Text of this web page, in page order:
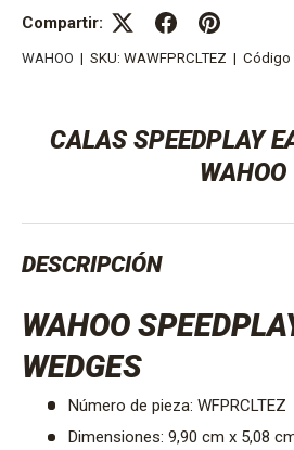
Compartir:
WAHOO | SKU: WAWFPRCLTEZ | Código
CALAS SPEEDPLAY
WAHOO
DESCRIPCIÓN
WAHOO
WEDGES
Número de pieza: WFPRCLTEZ
Dimensiones: 9,90 cm x 5,08